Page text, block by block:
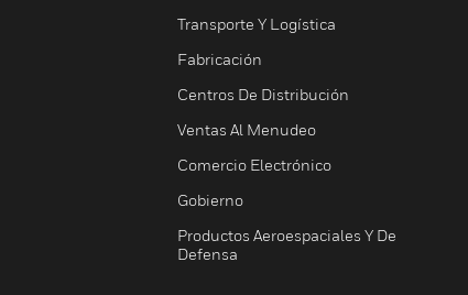
Transporte Y Logística
Fabricación
Centros De Distribución
Ventas Al Menudeo
Comercio Electrónico
Gobierno
Productos Aeroespaciales Y De
Defensa